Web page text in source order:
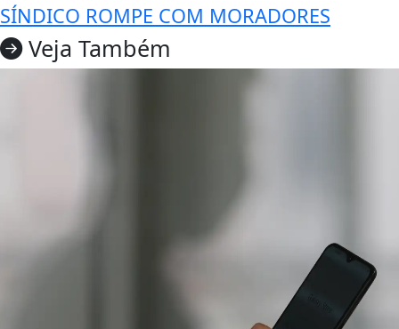
SÍNDICO ROMPE COM MORADORES
Veja Também